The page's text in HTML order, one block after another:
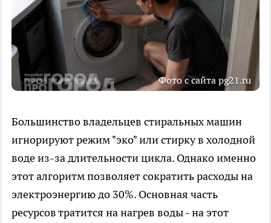
Фото с сайта pg21.ru
Большинство владельцев стиральных машин
игнорируют режим "эко" или стирку в холодной
воде из-за длительности цикла. Однако именно
этот алгоритм позволяет сократить расходы на
электроэнергию до 30%. Основная часть
ресурсов тратится на нагрев воды - на этот